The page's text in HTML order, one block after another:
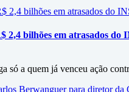
2,4 bilhões em atrasados do
só a quem já venceu ação